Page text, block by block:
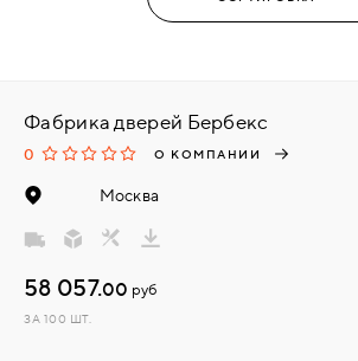
Фабрика дверей Бербекс
0 О КОМПАНИИ
Москва
58 057.00 руб
ЗА 100 ШТ.